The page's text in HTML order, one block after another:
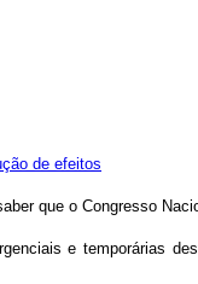
de efeitos
que o Congresso
e temporárias